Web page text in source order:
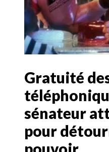
Gratuité
sénateur
pour